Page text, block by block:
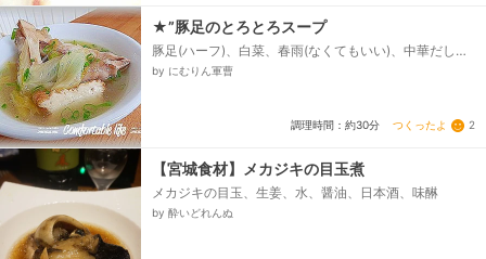
★”豚足のとろとろスープ
豚足(ハーフ)、白菜、春雨(なくてもいい)、中華だしの
素：ウェイパーや創味シャンタン、塩、水、ねぎ
by にむりん軍曹
調理時間：約30分 つくったよ 2
【宮城食材】メカジキの目玉煮
メカジキの目玉、生姜、水、醤油、日本酒、味醂
by 酔いどれんぬ